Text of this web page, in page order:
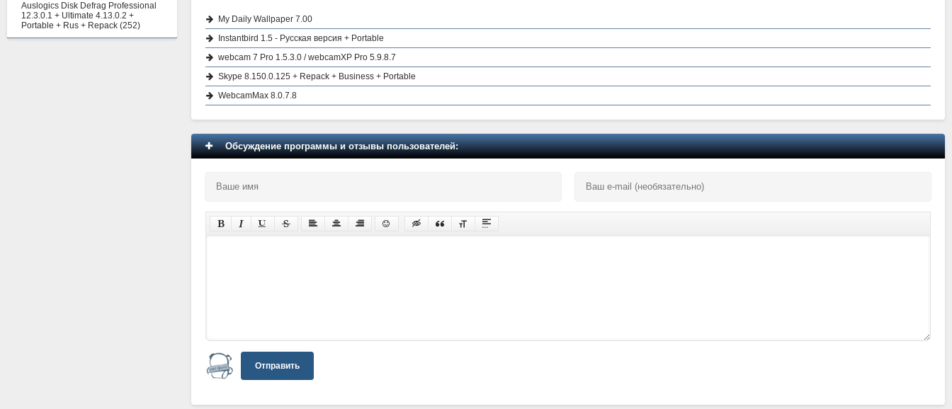
My Daily Wallpaper 7.00
Instantbird 1.5 - Русская версия + Portable
webcam 7 Pro 1.5.3.0 / webcamXP Pro 5.9.8.7
Skype 8.150.0.125 + Repack + Business + Portable
WebcamMax 8.0.7.8
Обсуждение программы и отзывы пользователей:
Отправить
Auslogics Disk Defrag Professional
12.3.0.1 + Ultimate 4.13.0.2 +
Portable + Rus + Repack (252)